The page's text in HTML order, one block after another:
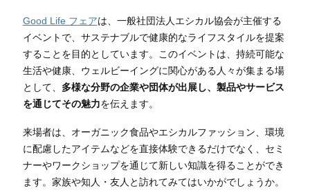
Good Life フェアは、一般社団法人エシカル協会が主催する
イベントで、サステナブルで健康的なライフスタイルを提案
することを目的としています。このイベントは、持続可能な
生活や健康、ウェルビーイングに関心がある人々が集まる場
として、 多様な分野の企業や団体が出展し、製品やサービス
を通じてその魅力を伝えます。
来場者は、オーガニック食品やエシカルファッション、環境
に配慮したアイテムなどを直接体験できるだけでなく、セミ
ナーやワークショップを通じて新しい知識を得ることができ
ます。家族や知人・友人と訪れてみてはいかがでしょうか。